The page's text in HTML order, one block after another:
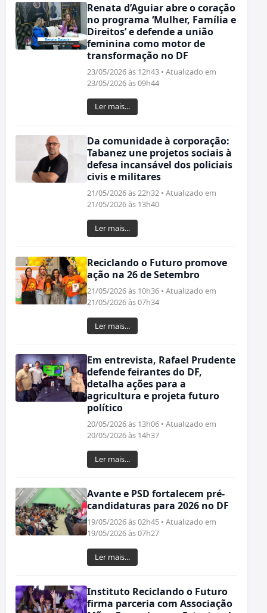
Renata d’Aguiar abre o coração
no programa ‘Mulher, Família e
Direitos’ e defende a união
feminina como motor de
transformação no DF
23/05/2026 às 12h43 • Atualizado em
23/05/2026 às 09h44
Ler mais...
Da comunidade à corporação:
Tabanez une projetos sociais à
defesa incansável dos policiais
civis e militares
21/05/2026 às 22h32 • Atualizado em
21/05/2026 às 13h40
Ler mais...
Reciclando o Futuro promove
ação na 26 de Setembro
21/05/2026 às 10h36 • Atualizado em
21/05/2026 às 07h34
Ler mais...
Em entrevista, Rafael Prudente
defende feirantes do DF,
detalha ações para a
agricultura e projeta futuro
político
20/05/2026 às 13h06 • Atualizado em
20/05/2026 às 14h37
Ler mais...
Avante e PSD fortalecem pré-
candidaturas para 2026 no DF
19/05/2026 às 02h45 • Atualizado em
19/05/2026 às 07h27
Ler mais...
Instituto Reciclando o Futuro
firma parceria com Associação